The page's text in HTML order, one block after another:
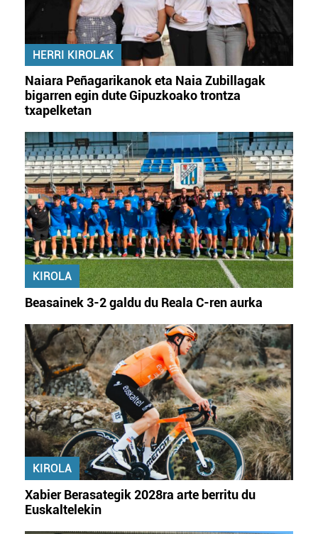
HERRI KIROLAK
Naiara Peñagarikanok eta Naia Zubillagak
bigarren egin dute Gipuzkoako trontza
txapelketan
KIROLA
Beasainek 3-2 galdu du Reala C-ren aurka
KIROLA
Xabier Berasategik 2028ra arte berritu du
Euskaltelekin